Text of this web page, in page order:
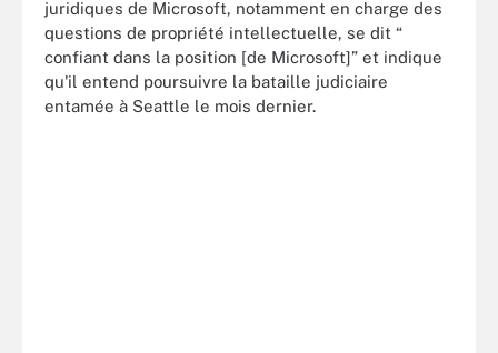
juridiques de Microsoft, notamment en charge des
questions de propriété intellectuelle, se dit “
confiant dans la position [de Microsoft]” et indique
qu'il entend poursuivre la bataille judiciaire
entamée à Seattle le mois dernier.